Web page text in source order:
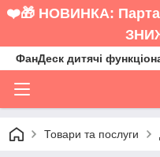
❤️🎁 НОВИНКА:
ФанДеск дитячі
Товари та послуги